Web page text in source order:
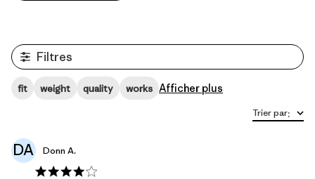
Filtres
fit weight quality works Afficher plus
Trier par:
DA Donn A.